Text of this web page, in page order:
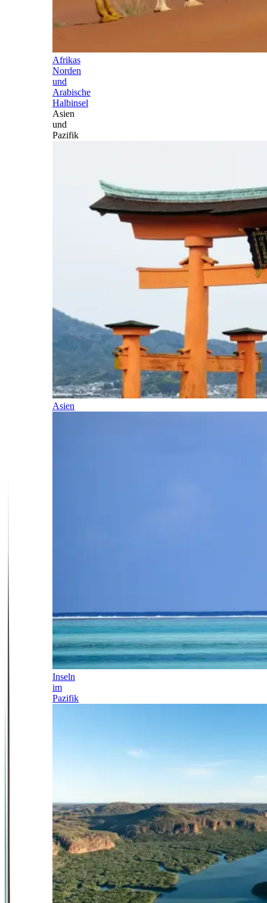
Afrikas
Norden
und
Arabische
Halbinsel
Asien
und
Pazifik
Asien
Inseln
im
Pazifik